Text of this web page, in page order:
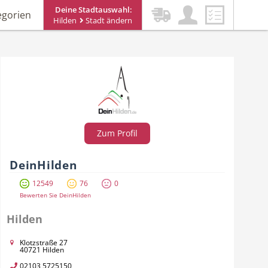
Deine Stadtauswahl:
Hilden
Stadt ändern
Zum Profil
DeinHilden
12549 76 0
Bewerten Sie DeinHilden
Hilden
Klotzstraße 27
40721 Hilden
02103 5725150